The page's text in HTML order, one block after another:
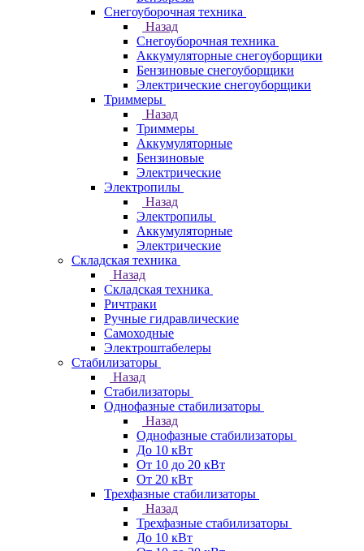
Снегоуборочная техника
Назад
Снегоуборочная техника
Аккумуляторные снегоуборщики
Бензиновые снегоуборщики
Электрические снегоуборщики
Триммеры
Назад
Триммеры
Аккумуляторные
Бензиновые
Электрические
Электропилы
Назад
Электропилы
Аккумуляторные
Электрические
Складская техника
Назад
Складская техника
Ричтраки
Ручные гидравлические
Самоходные
Электроштабелеры
Стабилизаторы
Назад
Стабилизаторы
Однофазные стабилизаторы
Назад
Однофазные стабилизаторы
До 10 кВт
От 10 до 20 кВт
От 20 кВт
Трехфазные стабилизаторы
Назад
Трехфазные стабилизаторы
До 10 кВт